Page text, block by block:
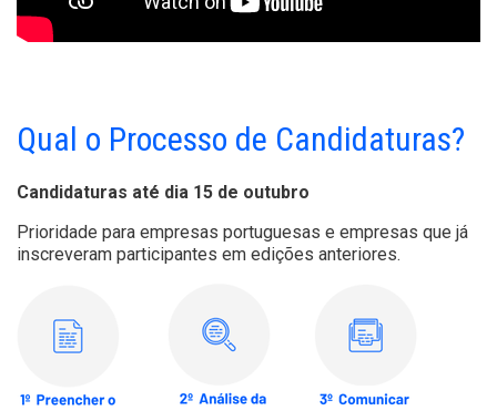
Qual o Processo de Candidaturas?
Candidaturas até dia 15 de outubro
Prioridade para empresas portuguesas e empresas que já
inscreveram participantes em edições anteriores.